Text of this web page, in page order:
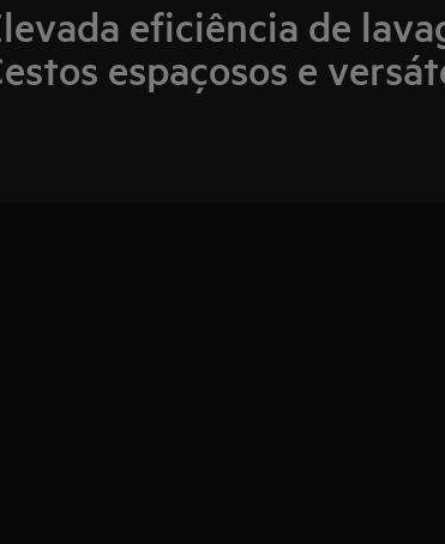
eficiência de
espaçosos e